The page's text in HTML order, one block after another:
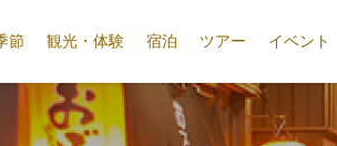
節 観光・体験 宿泊 ツアー イベント